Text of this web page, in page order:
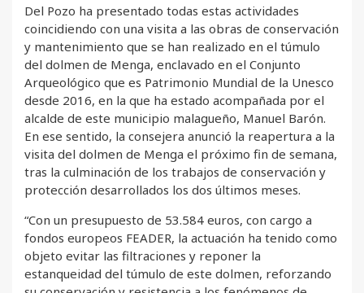
Del Pozo ha presentado todas estas actividades
coincidiendo con una visita a las obras de conservación
y mantenimiento que se han realizado en el túmulo
del dolmen de Menga, enclavado en el Conjunto
Arqueológico que es Patrimonio Mundial de la Unesco
desde 2016, en la que ha estado acompañada por el
alcalde de este municipio malagueño, Manuel Barón.
En ese sentido, la consejera anunció la reapertura a la
visita del dolmen de Menga el próximo fin de semana,
tras la culminación de los trabajos de conservación y
protección desarrollados los dos últimos meses.
“Con un presupuesto de 53.584 euros, con cargo a
fondos europeos FEADER, la actuación ha tenido como
objeto evitar las filtraciones y reponer la
estanqueidad del túmulo de este dolmen, reforzando